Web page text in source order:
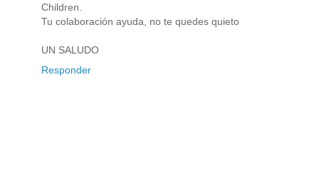
Children.
Tu colaboración ayuda, no te quedes quieto
UN SALUDO
Responder